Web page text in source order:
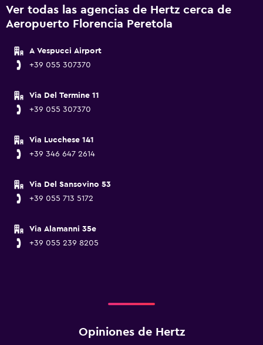
Ver todas las agencias de Hertz cerca de
Aeropuerto Florencia Peretola
A Vespucci Airport
+39 055 307370
Via Del Termine 11
+39 055 307370
Via Lucchese 141
+39 346 647 2614
Via Del Sansovino 53
+39 055 713 5172
Via Alamanni 35e
+39 055 239 8205
Opiniones de Hertz